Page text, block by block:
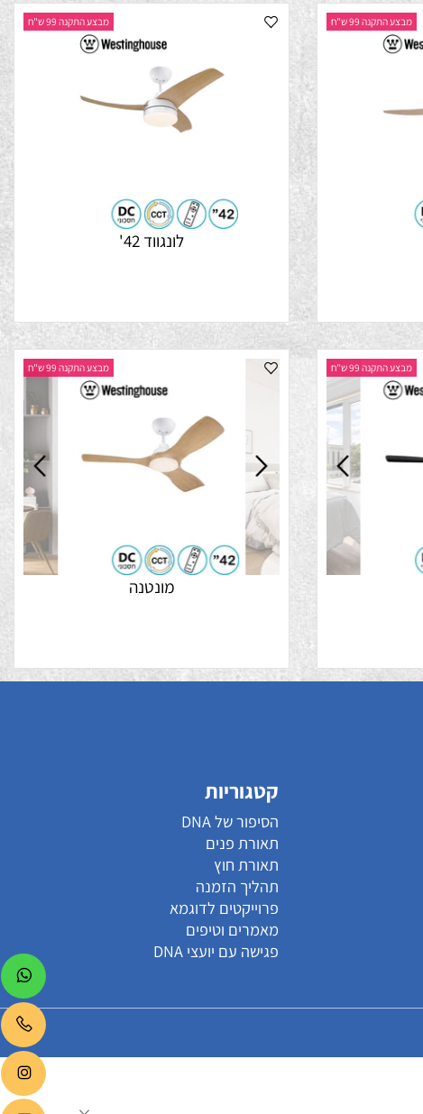
קטגוריות
הסיפור של DNA
תאורת פנים
תאורת חוץ
תהליך הזמנה
מאמרים וטיפים